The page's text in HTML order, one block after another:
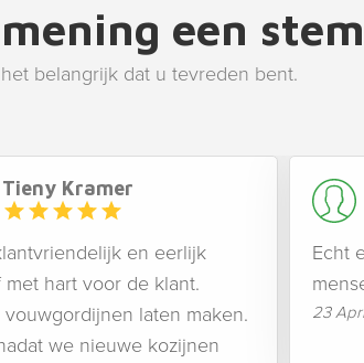
een
belangrijk dat u tevreden bent.
Tieny Kramer
en eerlijk
met hart voor de klant.
vouwgordijnen laten maken.
we nieuwe kozijnen
Echt
23